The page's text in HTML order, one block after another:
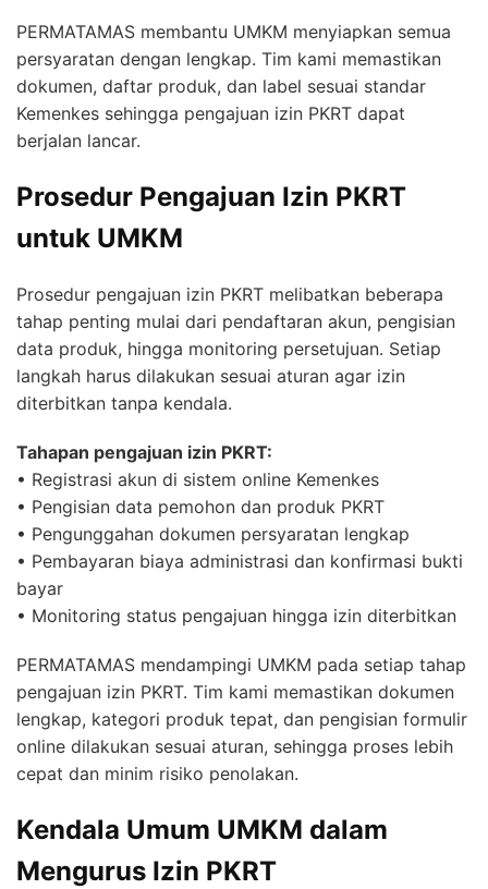
PERMATAMAS membantu UMKM menyiapkan semua
persyaratan dengan lengkap. Tim kami memastikan
dokumen, daftar produk, dan label sesuai standar
Kemenkes sehingga pengajuan izin PKRT dapat
berjalan lancar.
Prosedur Pengajuan Izin PKRT
untuk UMKM
Prosedur pengajuan izin PKRT melibatkan beberapa
tahap penting mulai dari pendaftaran akun, pengisian
data produk, hingga monitoring persetujuan. Setiap
langkah harus dilakukan sesuai aturan agar izin
diterbitkan tanpa kendala.
Tahapan pengajuan izin PKRT:
• Registrasi akun di sistem online Kemenkes
• Pengisian data pemohon dan produk PKRT
• Pengunggahan dokumen persyaratan lengkap
• Pembayaran biaya administrasi dan konfirmasi bukti
bayar
• Monitoring status pengajuan hingga izin diterbitkan
PERMATAMAS mendampingi UMKM pada setiap tahap
pengajuan izin PKRT. Tim kami memastikan dokumen
lengkap, kategori produk tepat, dan pengisian formulir
online dilakukan sesuai aturan, sehingga proses lebih
cepat dan minim risiko penolakan.
Kendala Umum UMKM dalam
Mengurus Izin PKRT